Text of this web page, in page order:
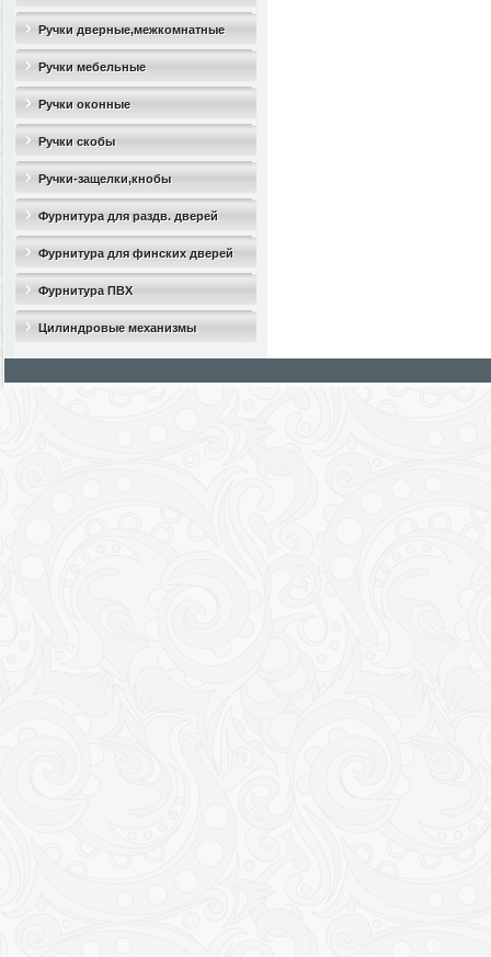
Ручки дверные,межкомнатные
Ручки мебельные
Ручки оконные
Ручки скобы
Ручки-защелки,кнобы
Фурнитура для раздв. дверей
Фурнитура для финских дверей
Фурнитура ПВХ
Цилиндровые механизмы